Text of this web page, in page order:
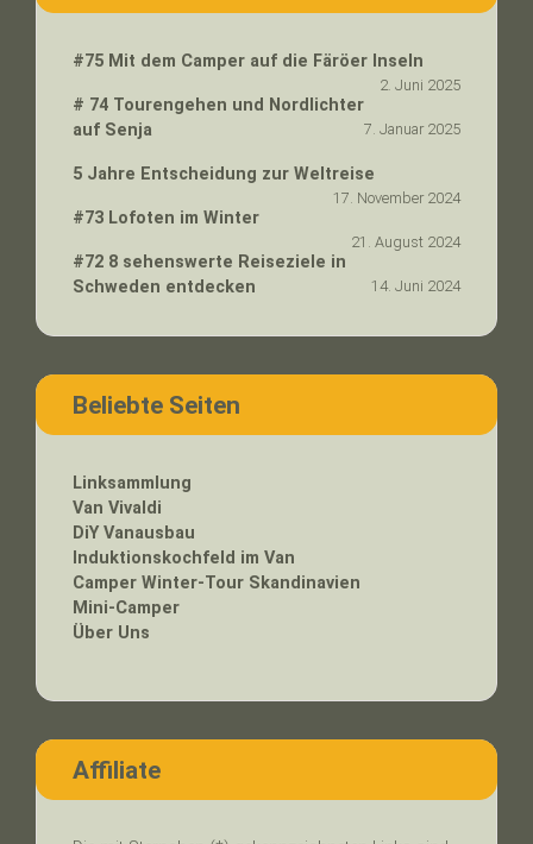
#75 Mit dem Camper auf die Färöer Inseln
2. Juni 2025
# 74 Tourengehen und Nordlichter
auf Senja
7. Januar 2025
5 Jahre Entscheidung zur Weltreise
17. November 2024
#73 Lofoten im Winter
21. August 2024
#72 8 sehenswerte Reiseziele in
Schweden entdecken
14. Juni 2024
Beliebte Seiten
Linksammlung
Van Vivaldi
DiY Vanausbau
Induktionskochfeld im Van
Camper Winter-Tour Skandinavien
Mini-Camper
Über Uns
Affiliate